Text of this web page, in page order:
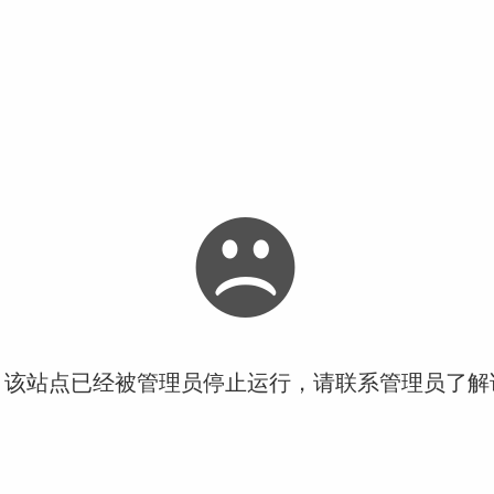
站点已经被管理员停止运行，请联系管理员了